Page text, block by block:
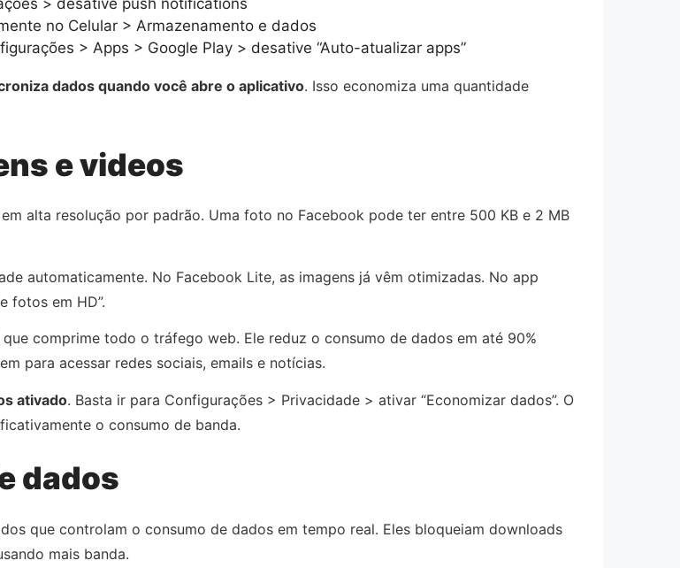
> desative push notifications
no Celular > Armazenamento e dados
> Apps > Google Play > desative “Auto-atualizar apps”
dados quando você abre o aplicativo. Isso economiza uma quantidade
e videos
alta resolução por padrão. Uma foto no Facebook pode ter entre 500 KB e 2 MB
automaticamente. No Facebook Lite, as imagens já vêm otimizadas. No app
fotos em HD”.
que comprime todo o tráfego web. Ele reduz o consumo de dados em até 90%
para acessar redes sociais, emails e notícias.
ativado. Basta ir para Configurações > Privacidade > ativar “Economizar dados”. O
o consumo de banda.
dados
que controlam o consumo de dados em tempo real. Eles bloqueiam downloads
mais banda.